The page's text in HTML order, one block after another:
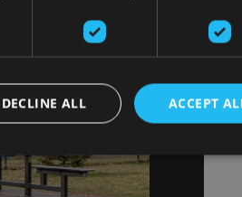
ACCEPT
DECLINE ALL